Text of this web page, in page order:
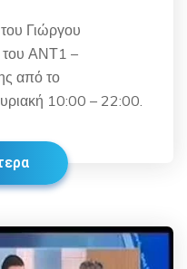
Γιώργου
του ΑΝΤ1 –
από το
10:00 – 22:00.